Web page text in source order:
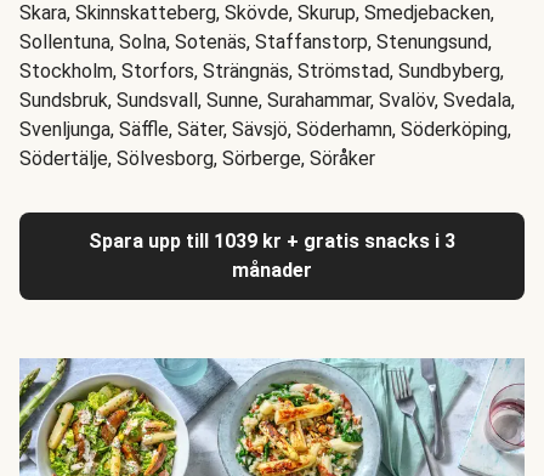
Skara, Skinnskatteberg, Skövde, Skurup, Smedjebacken,
Sollentuna, Solna, Sotenäs, Staffanstorp, Stenungsund,
Stockholm, Storfors, Strängnäs, Strömstad, Sundbyberg,
Sundsbruk, Sundsvall, Sunne, Surahammar, Svalöv, Svedala,
Svenljunga, Säffle, Säter, Sävsjö, Söderhamn, Söderköping,
Södertälje, Sölvesborg, Sörberge, Söråker
Spara upp till 1039 kr + gratis snacks i 3
månader